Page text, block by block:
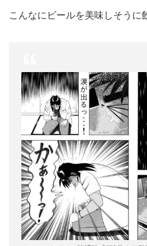
こんなにビールを美味しそうに